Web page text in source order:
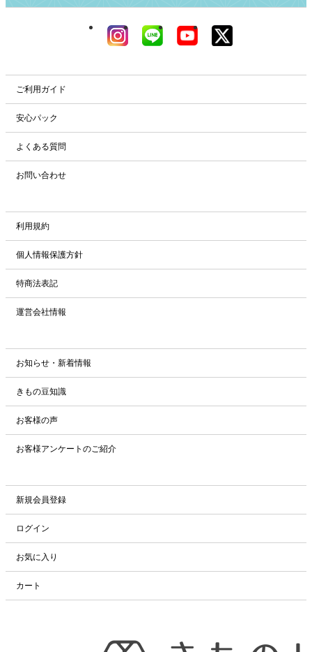
ご利用ガイド
安心パック
よくある質問
お問い合わせ
利用規約
個人情報保護方針
特商法表記
運営会社情報
お知らせ・新着情報
きもの豆知識
お客様の声
お客様アンケートのご紹介
新規会員登録
ログイン
お気に入り
カート